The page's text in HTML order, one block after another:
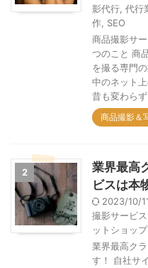
影代行 代行
作 SEO
商品撮影サ
つのこと 商
を撮る専門
中のネット
昔も変わら
商品撮影＆
2
業界最高
ビスは本
2023/10/
撮影サービス
ットショップ,
業界最高ク
す！ 自社サ